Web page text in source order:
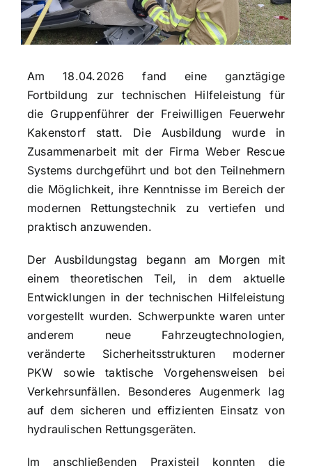
Am 18.04.2026 fand eine ganztägige
Fortbildung zur technischen Hilfeleistung für
die Gruppenführer der Freiwilligen Feuerwehr
Kakenstorf statt. Die Ausbildung wurde in
Zusammenarbeit mit der Firma Weber Rescue
Systems durchgeführt und bot den Teilnehmern
die Möglichkeit, ihre Kenntnisse im Bereich der
modernen Rettungstechnik zu vertiefen und
praktisch anzuwenden.
Der Ausbildungstag begann am Morgen mit
einem theoretischen Teil, in dem aktuelle
Entwicklungen in der technischen Hilfeleistung
vorgestellt wurden. Schwerpunkte waren unter
anderem neue Fahrzeugtechnologien,
veränderte Sicherheitsstrukturen moderner
PKW sowie taktische Vorgehensweisen bei
Verkehrsunfällen. Besonderes Augenmerk lag
auf dem sicheren und effizienten Einsatz von
hydraulischen Rettungsgeräten.
Im anschließenden Praxisteil konnten die